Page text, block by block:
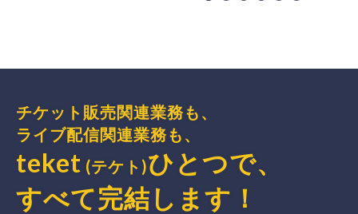
チケット販売関連業務も、
ライブ配信関連業務も、
teket (テケト)ひとつで、
すべて完結 します ！